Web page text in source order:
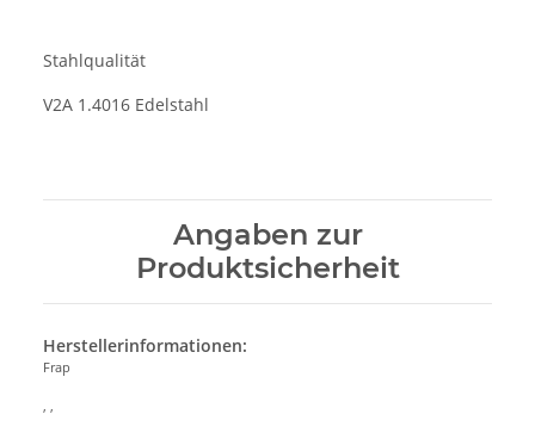
Stahlqualität
V2A 1.4016 Edelstahl
Angaben zur
Produktsicherheit
Herstellerinformationen:
Frap